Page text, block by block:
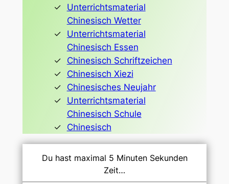
Unterrichtsmaterial
Chinesisch Wetter
Unterrichtsmaterial
Chinesisch Essen
Chinesisch Schriftzeichen
Chinesisch Xiezi
Chinesisches Neujahr
Unterrichtsmaterial
Chinesisch Schule
Chinesisch
Du hast maximal 5 Minuten Sekunden
Zeit…